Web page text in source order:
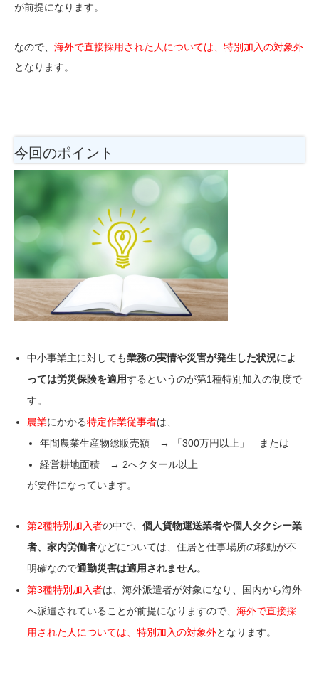
が前提になります。
なので、 海外で直接採用された人については、特別加入の対象外
となります。
今回のポイント
中小事業主に対しても業務の実情や災害が発生した状況によ
っては労災保険を適用するというのが第1種特別加入の制度で
す。
農業にかかる特定作業従事者は、
年間農業生産物総販売額 → 「300万円以上」 または
経営耕地面積 → 2へクタール以上
が要件になっています。
第2種特別加入者の中で、個人貨物運送業者や個人タクシー業
者、家内労働者などについては、住居と仕事場所の移動が不
明確なので通勤災害は適用されません。
第3種特別加入者は、海外派遣者が対象になり、国内から海外
へ派遣されていることが前提になりますので、海外で直接採
用された人については、特別加入の対象外となります。